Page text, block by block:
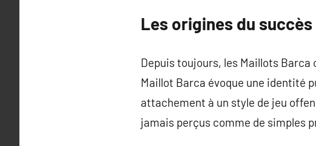
Les origines du
Depuis toujours, les Maillots
Maillot Barca évoque une identité
attachement à un style de jeu
jamais perçus comme de simples